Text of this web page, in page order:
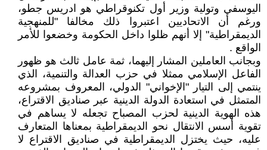
اليوسفي وتولية وزير أول تكنوقراطي هو ادريس جطو،
ورغم أن الاتحاديين اعتبروا ذلك مخالفا "للمنهجية
الديمقراطية" إلا أنهم ظلوا داخل الحكومة وخضعوا للأمر
الواقع .
وبجانب العاملين المشار إليهما، ثمة عامل ثالث هو ظهور
الفاعل الإسلامي ممثلا في حزب العدالة والتنمية، الذي
ينتمي إلى التيار "الإخواني" الدولي، المعروف بمشروعه
المتمثل في استعادة الدولة الدينية عبر صناديق الاقتراع،
هذه الهوية الدينية لحزب المصباح تجعله لا يساهم في
تقوية أسس الانتقال نحو الديمقراطية بمعناها المتعارف
عليه، حيث يختزل الديمقراطية في صناديق الاقتراع لا